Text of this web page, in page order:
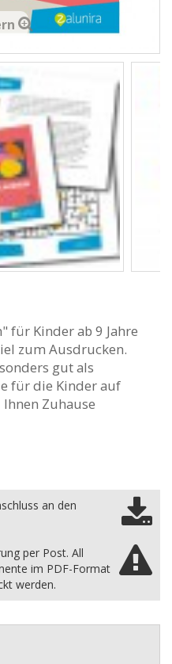
für Kinder ab 9 Jahre
zum Ausdrucken.
gut als
für die Kinder auf
Zuhause
an den
per Post. All
im PDF-Format
werden.